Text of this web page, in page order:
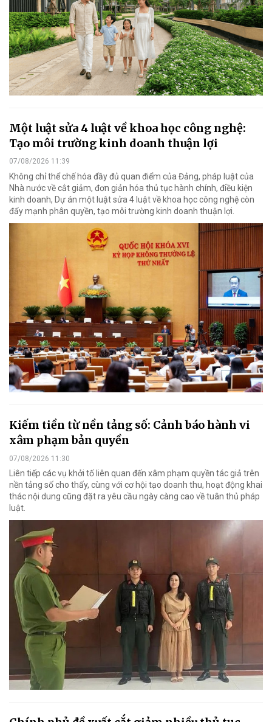
Một luật sửa 4 luật về khoa học công nghệ:
Tạo môi trường kinh doanh thuận lợi
07/08/2026 11:39
Không chỉ thể chế hóa đầy đủ quan điểm của Đảng, pháp luật của
Nhà nước về cắt giảm, đơn giản hóa thủ tục hành chính, điều kiện
kinh doanh, Dự án một luật sửa 4 luật về khoa học công nghệ còn
đẩy mạnh phân quyền, tạo môi trường kinh doanh thuận lợi.
Kiếm tiền từ nền tảng số: Cảnh báo hành vi
xâm phạm bản quyền
07/08/2026 11:30
Liên tiếp các vụ khởi tố liên quan đến xâm phạm quyền tác giả trên
nền tảng số cho thấy, cùng với cơ hội tạo doanh thu, hoạt động khai
thác nội dung cũng đặt ra yêu cầu ngày càng cao về tuân thủ pháp
luật.